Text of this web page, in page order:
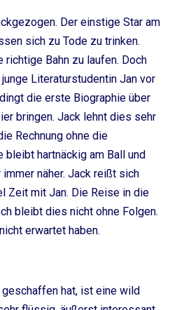
Der einstige Star am
sich zu Tode zu trinken.
richtige Bahn zu laufen. Doch
Literaturstudentin Jan vor
die erste Biographie über
bringen. Jack lehnt dies sehr
Rechnung ohne die
hartnäckig am Ball und
näher. Jack reißt sich
Zeit mit Jan. Die Reise in die
bleibt dies nicht ohne Folgen.
erwartet haben.
hat, ist eine wild